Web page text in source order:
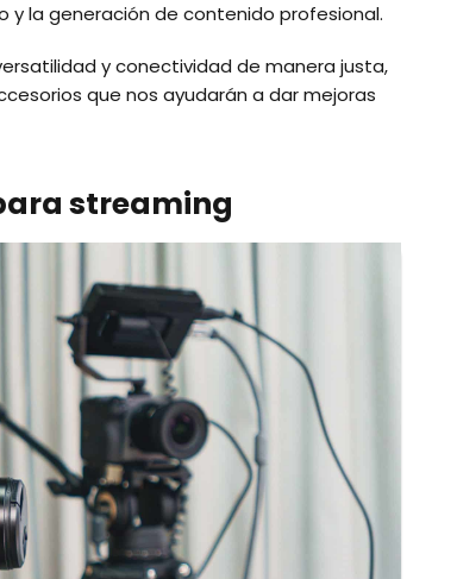
la generación de contenido profesional.
y conectividad de manera justa,
que nos ayudarán a dar mejoras
streaming